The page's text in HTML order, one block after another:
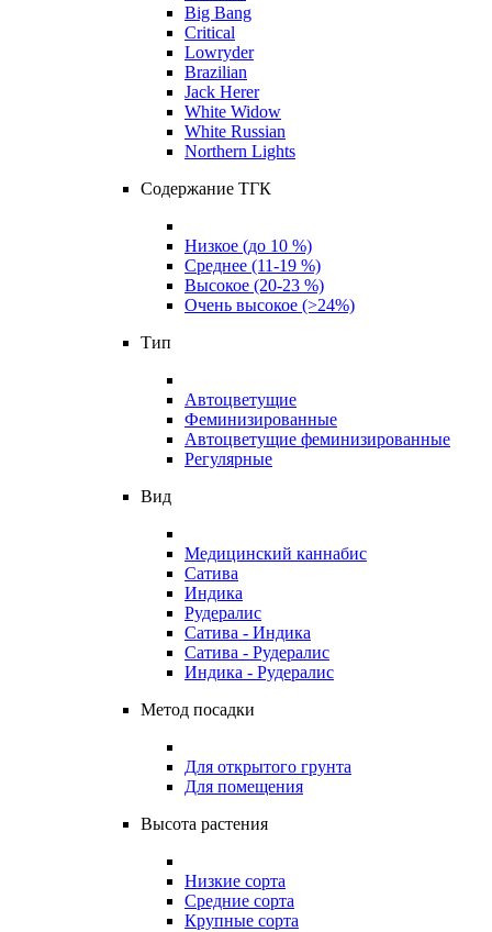
Big Bang
Critical
Lowryder
Brazilian
Jack Herer
White Widow
White Russian
Northern Lights
Содержание ТГК
Низкое (до 10 %)
Среднее (11-19 %)
Высокое (20-23 %)
Очень высокое (>24%)
Тип
Автоцветущие
Феминизированные
Автоцветущие феминизированные
Регулярные
Вид
Медицинский каннабис
Сатива
Индика
Рудералис
Сатива - Индика
Сатива - Рудералис
Индика - Рудералис
Метод посадки
Для открытого грунта
Для помещения
Высота растения
Низкие сорта
Средние сорта
Крупные сорта